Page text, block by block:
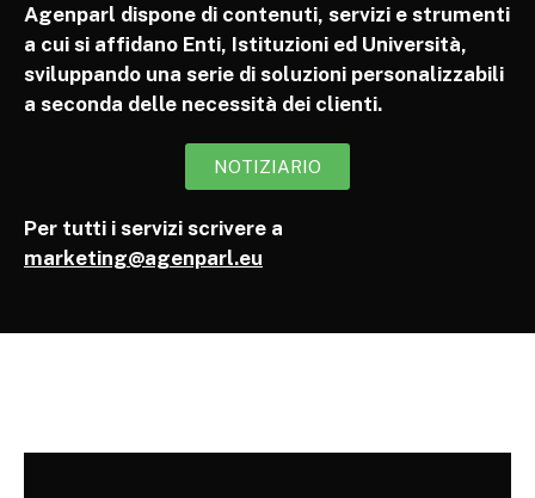
Agenparl dispone di contenuti, servizi e strumenti
a cui si affidano Enti, Istituzioni ed Università,
sviluppando una serie di soluzioni personalizzabili
a seconda delle necessità dei clienti.
NOTIZIARIO
Per tutti i servizi scrivere a
marketing@agenparl.eu